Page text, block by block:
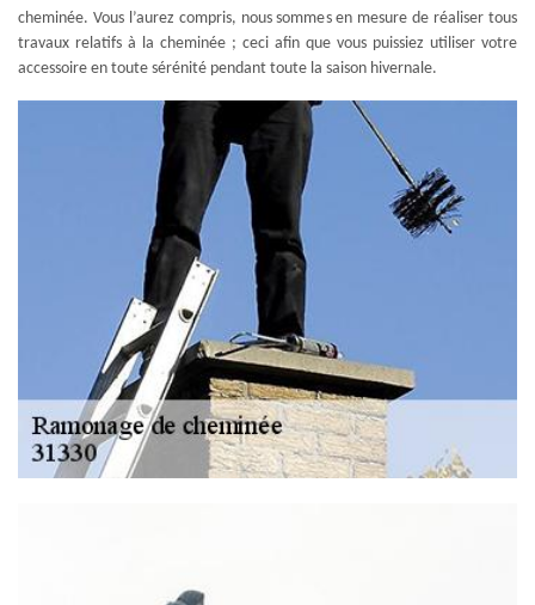
cheminée. Vous l’aurez compris, nous sommes en mesure de réaliser tous
travaux relatifs à la cheminée ; ceci afin que vous puissiez utiliser votre
accessoire en toute sérénité pendant toute la saison hivernale.